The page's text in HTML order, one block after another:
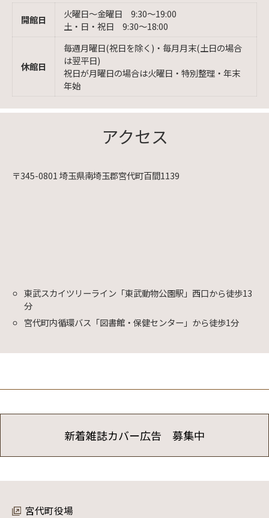
開館日
火曜日〜金曜日 9:30〜19:00
土・日・祝日 9:30〜18:00
休館日
毎週月曜日(祝日を除く)・毎月月末(土日の場合
は翌平日)
祝日が月曜日の場合は火曜日・特別整理・年末
年始
アクセス
〒345-0801 埼玉県南埼玉郡宮代町百間1139
東武スカイツリーライン「東武動物公園駅」西口から徒歩13
分
宮代町内循環バス「図書館・保健センター」から徒歩1分
新着雑誌カバー広告 募集中
宮代町役場